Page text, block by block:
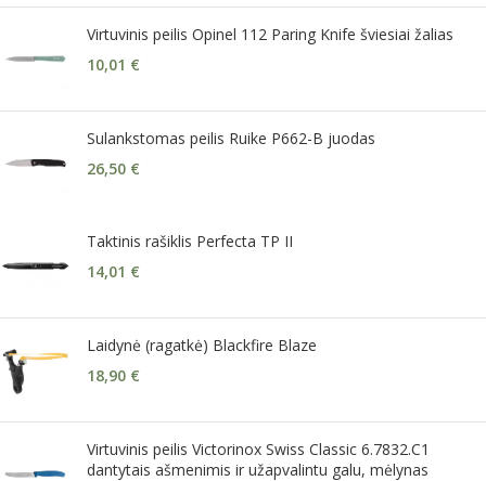
Virtuvinis peilis Opinel 112 Paring Knife šviesiai žalias
10,01 €
Sulankstomas peilis Ruike P662-B juodas
26,50 €
Taktinis rašiklis Perfecta TP II
14,01 €
Laidynė (ragatkė) Blackfire Blaze
18,90 €
Virtuvinis peilis Victorinox Swiss Classic 6.7832.C1
dantytais ašmenimis ir užapvalintu galu, mėlynas